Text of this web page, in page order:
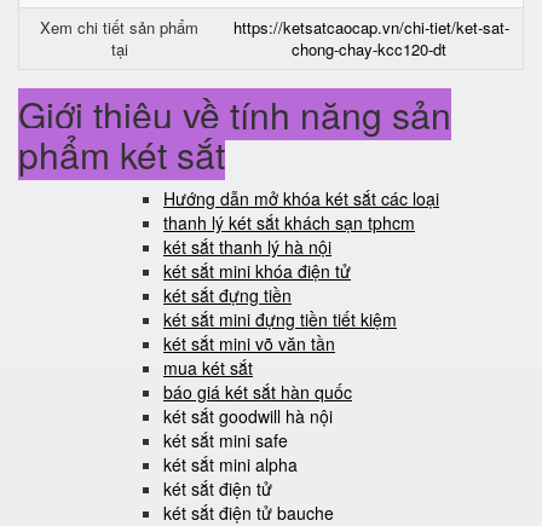
Xem chi tiết sản phẩm
tại
https://ketsatcaocap.vn/chi-tiet/ket-sat-
chong-chay-kcc120-dt
Giới thiệu về tính năng sản
phẩm két sắt
Hướng dẫn mở khóa két sắt các loại
thanh lý két sắt khách sạn tphcm
két sắt thanh lý hà nội
két sắt mini khóa điện tử
két sắt đựng tiền
két sắt mini đựng tiền tiết kiệm
két sắt mini võ văn tần
mua két sắt
báo giá két sắt hàn quốc
két sắt goodwill hà nội
két sắt mini safe
két sắt mini alpha
két sắt điện tử
két sắt điện tử bauche